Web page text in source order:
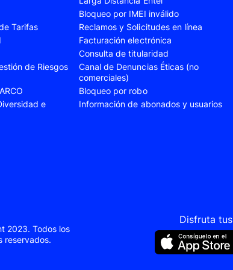
Samsung Galaxy A24 Samsung Galaxy A25
Samsung Galaxy A52 Samsung Galaxy A52s
Samsung Galaxy S20 Fe Samsung Galaxy S21 Fe
Samsung Galaxy S23 Samsung Galaxy S23 Plus
Samsung Galaxy S24 Plus Samsung Galaxy S24 Ultra
Samsung Galaxy Z Fold 5
Xiaomi Redmi 13C
Xiaomi Redmi Note 10 Pro Xiaomi Redmi Note 10s
Xiaomi Redmi Note 12s
Tarifas
de Riesgos
e
Bloqueo por IMEI inválido
Reclamos y Solicitudes en línea
Facturación electrónica
Consulta de titularidad
Canal de Denuncias Éticas (no
comerciales)
Bloqueo por robo
Información de abonados y usuarios
2023. Todos los
reservados.
Disfruta tus